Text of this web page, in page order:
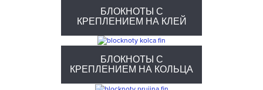
БЛОКНОТЫ С
КРЕПЛЕНИЕМ НА КЛЕЙ
БЛОКНОТЫ С
КРЕПЛЕНИЕМ НА КОЛЬЦА